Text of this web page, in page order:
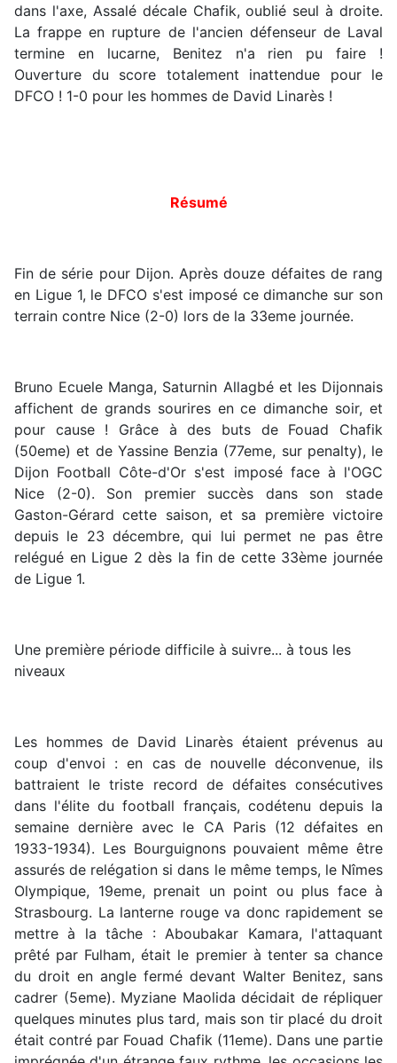
dans l'axe, Assalé décale Chafik, oublié seul à droite.
La frappe en rupture de l'ancien défenseur de Laval
termine en lucarne, Benitez n'a rien pu faire !
Ouverture du score totalement inattendue pour le
DFCO ! 1-0 pour les hommes de David Linarès !
Résumé
Fin de série pour Dijon. Après douze défaites de rang
en Ligue 1, le DFCO s'est imposé ce dimanche sur son
terrain contre Nice (2-0) lors de la 33eme journée.
Bruno Ecuele Manga, Saturnin Allagbé et les Dijonnais
affichent de grands sourires en ce dimanche soir, et
pour cause ! Grâce à des buts de Fouad Chafik
(50eme) et de Yassine Benzia (77eme, sur penalty), le
Dijon Football Côte-d'Or s'est imposé face à l'OGC
Nice (2-0). Son premier succès dans son stade
Gaston-Gérard cette saison, et sa première victoire
depuis le 23 décembre, qui lui permet ne pas être
relégué en Ligue 2 dès la fin de cette 33ème journée
de Ligue 1.
Une première période difficile à suivre... à tous les
niveaux
Les hommes de David Linarès étaient prévenus au
coup d'envoi : en cas de nouvelle déconvenue, ils
battraient le triste record de défaites consécutives
dans l'élite du football français, codétenu depuis la
semaine dernière avec le CA Paris (12 défaites en
1933-1934). Les Bourguignons pouvaient même être
assurés de relégation si dans le même temps, le Nîmes
Olympique, 19eme, prenait un point ou plus face à
Strasbourg. La lanterne rouge va donc rapidement se
mettre à la tâche : Aboubakar Kamara, l'attaquant
prêté par Fulham, était le premier à tenter sa chance
du droit en angle fermé devant Walter Benitez, sans
cadrer (5eme). Myziane Maolida décidait de répliquer
quelques minutes plus tard, mais son tir placé du droit
était contré par Fouad Chafik (11eme). Dans une partie